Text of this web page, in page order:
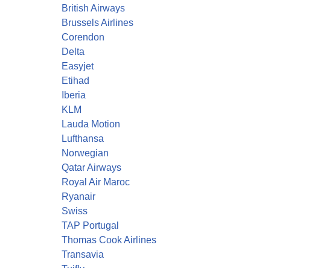
British Airways
Brussels Airlines
Corendon
Delta
Easyjet
Etihad
Iberia
KLM
Lauda Motion
Lufthansa
Norwegian
Qatar Airways
Royal Air Maroc
Ryanair
Swiss
TAP Portugal
Thomas Cook Airlines
Transavia